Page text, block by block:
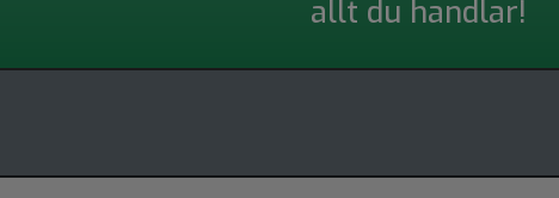
allt du handlar!